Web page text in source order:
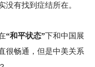
没有找到症结所在。
“和平状态”下和中国展
很畅通，但是中美关系